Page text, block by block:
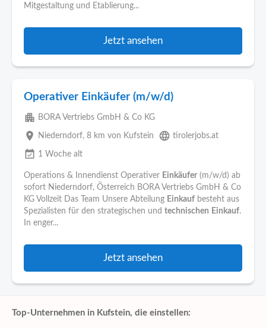
Mitgestaltung und Etablierung...
Jetzt ansehen
Operativer Einkäufer (m/w/d)
apartment BORA Vertriebs GmbH & Co KG
place Niederndorf, 8 km von Kufstein language tirolerjobs.at
event_available 1 Woche alt
Operations & Innendienst Operativer Einkäufer (m/w/d) ab
sofort Niederndorf, Österreich BORA Vertriebs GmbH & Co
KG Vollzeit Das Team Unsere Abteilung Einkauf besteht aus
Spezialisten für den strategischen und technischen Einkauf.
In enger...
Jetzt ansehen
Top-Unternehmen in Kufstein, die einstellen: